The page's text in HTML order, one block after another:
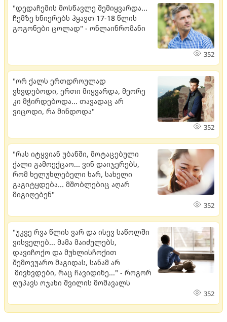
"დედაჩემის მოსწავლე შემიყვარდა...
ჩემზე ხნიერებს ჰყავთ 17-18 წლის
გოგონები ცოლად" - ონლაინრომანი
352
"ორ ქალს ერთდროულად
ვხვდებოდი, ერთი მიყვარდა, მეორე
კი მჭირდებოდა... თავადაც არ
ვიცოდი, რა მინდოდა"
352
"რას იტყვიან უბანში, მოტაცებული
ქალი გამოექცაო... ვინ დაიჯერებს,
რომ ხელუხლებელი ხარ, სახელი
გაგიტყდება... მშობლებიც აღარ
მიგიღებენ"
352
"უკვე რვა წლის ვარ და ისევ საწოლში
ვისველებ... მამა მაიძულებს,
დავიჩოქო და მუხლისჩოქით
შემოვუარო მაგიდას, სანამ არ
მივხვდები, რაც ჩავიდინე..." - როგორ
ღუპავს ოჯახი შვილის მომავალს
352